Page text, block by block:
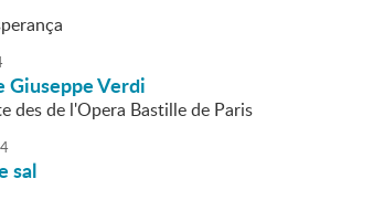
Giuseppe Verdi
des de l'Opera Bastille de Paris
sal